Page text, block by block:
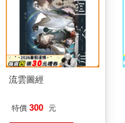
流雲圖經
特價 300 元